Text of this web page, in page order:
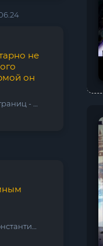
не
он
Варламов
Калбазов